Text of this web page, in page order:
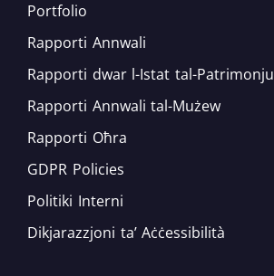
Portfolio
Rapporti Annwali
Rapporti dwar l-Istat tal-Patrimonju
Rapporti Annwali tal-Mużew
Rapporti Oħra
GDPR Policies
Politiki Interni
Dikjarazzjoni ta’ Aċċessibilità